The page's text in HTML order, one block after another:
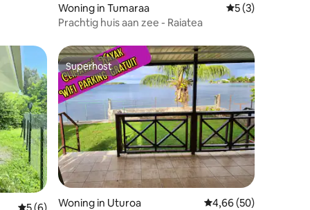
Woning in Tumaraa
Gemiddelde
5 (3)
Prachtig huis aan zee - Raiatea
Superhost
Superhost
Woning in Uturoa Gemiddelde
4,66 (50)